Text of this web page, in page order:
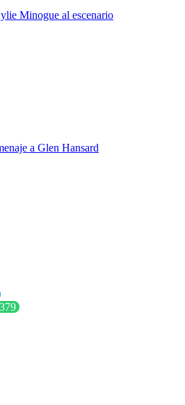
Minogue al escenario
a Glen Hansard